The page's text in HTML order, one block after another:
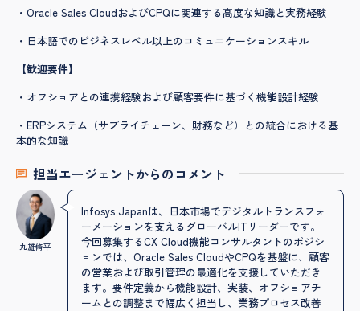
・Oracle Sales CloudおよびCPQに関連する高度な知識と実務経験
・日本語でのビジネスレベル以上のコミュニケーションスキル
【歓迎要件】
・オフショアとの連携経験および顧客要件に基づく機能設計経験
・ERPシステム（サプライチェーン、財務など）との統合における基
本的な知識
担当エージェントからのコメント
丸雄脩平
Infosys Japanは、日本市場でデジタルトランスフォ
ーメーションを支えるグローバルITリーダーです。
今回募集するCX Cloud機能コンサルタントのポジシ
ョンでは、Oracle Sales CloudやCPQを基盤に、顧客
の営業および取引管理の最適化を支援していただき
ます。要件定義から機能設計、実装、オフショアチ
ームとの調整まで幅広く担当し、業務プロセス改善